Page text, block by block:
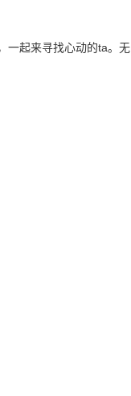
一起来寻找心动的ta。无